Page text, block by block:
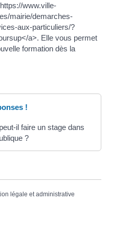
www.ville-
mairie/demarches-
aux-particuliers/?
a>. Elle vous permet
formation dès la
!
il faire un stage dans
?
légale et administrative